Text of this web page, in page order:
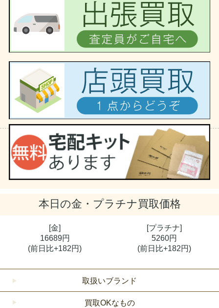
本日の金・プラチナ買取価格
[金]
16689円
(前日比+182円)
[プラチナ]
5260円
(前日比+182円)
取扱いブランド
買取OKなもの